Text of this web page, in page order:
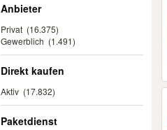
Anbieter
Privat (16.375)
Gewerblich (1.491)
Direkt kaufen
Aktiv (17.832)
Paketdienst